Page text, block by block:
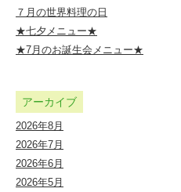
７月の世界料理の日
★七夕メニュー★
★7月のお誕生会メニュー★
アーカイブ
2026年8月
2026年7月
2026年6月
2026年5月